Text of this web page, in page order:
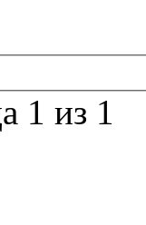
1 из 1